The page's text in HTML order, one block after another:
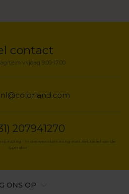
contact
t.e.m vrijdag 9:00-17:00
207941270
- in overeenstemming met het tarief van de
operator
ONS OP